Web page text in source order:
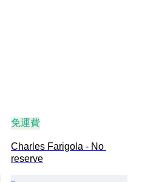
免運費
Charles Farigola - No
reserve